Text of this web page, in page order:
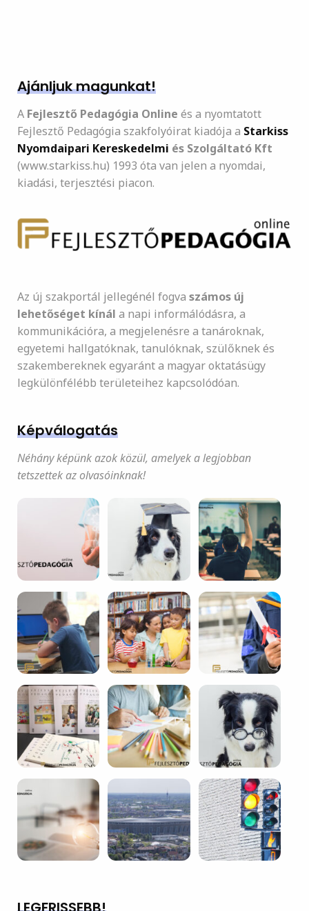
Ajánljuk magunkat!
A Fejlesztő Pedagógia Online és a nyomtatott
Fejlesztő Pedagógia szakfolyóirat kiadója a Starkiss
Nyomdaipari Kereskedelmi és Szolgáltató Kft
(www.starkiss.hu) 1993 óta van jelen a nyomdai,
kiadási, terjesztési piacon.
Az új szakportál jellegénél fogva számos új
lehetőséget kínál a napi informálódásra, a
kommunikációra, a megjelenésre a tanároknak,
egyetemi hallgatóknak, tanulóknak, szülőknek és
szakembereknek egyaránt a magyar oktatásügy
legkülönfélébb területeihez kapcsolódóan.
Képválogatás
Néhány képünk azok közül, amelyek a legjobban
tetszettek az olvasóinknak!